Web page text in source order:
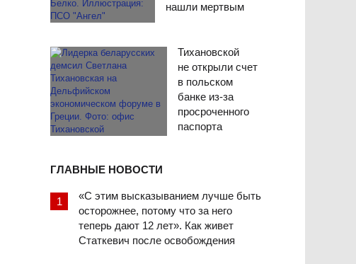
нашли мертвым
Тихановской
не открыли счет
в польском
банке из-за
просроченного
паспорта
ГЛАВНЫЕ НОВОСТИ
«С этим высказыванием лучше быть
осторожнее, потому что за него
теперь дают 12 лет». Как живет
Статкевич после освобождения